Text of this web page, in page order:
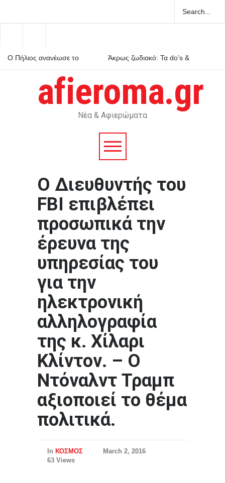
Ο Πήλιος ανανέωσε το
Άκρως ζωδιακό: Τα do’s &
Μέριλιν Μονρόε: 64 χρόνια
από τον θάνατό της – Τι είχε
πει για την Ελλάδαafieroma.gr
Νέα & Αφιερώματα
Ο Διευθυντής του
FBI επιβλέπει
προσωπικά την
έρευνα της
υπηρεσίας του
για την
ηλεκτρονική
αλληλογραφία
της κ. Χίλαρι
Κλίντον. – Ο
Ντόναλντ Τραμπ
αξιοποιεί το θέμα
πολιτικά.
In ΚΟΣΜΟΣ
March 2, 2016
63 Views